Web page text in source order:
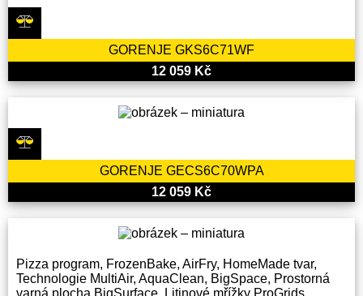
GORENJE GKS6C71WF
12 059 Kč
GORENJE GECS6C70WPA
12 059 Kč
Pizza program, FrozenBake, AirFry, HomeMade tvar,
Technologie MultiAir, AquaClean, BigSpace, Prostorná